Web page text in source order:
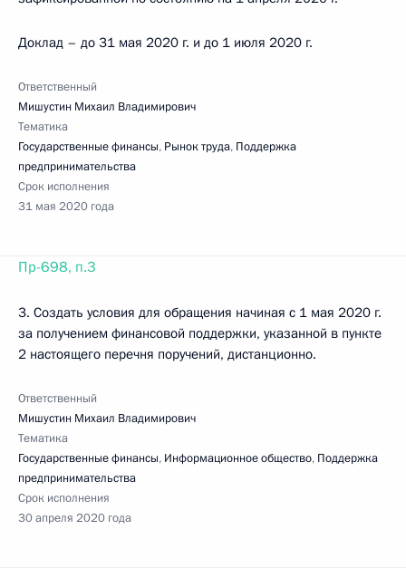
Доклад – до 31 мая 2020 г. и до 1 июля 2020 г.
Ответственный
Мишустин Михаил Владимирович
Тематика
Государственные финансы, Рынок труда, Поддержка
предпринимательства
Срок исполнения
31 мая 2020 года
Пр-698, п.3
3. Создать условия для обращения начиная с 1 мая 2020 г.
за получением финансовой поддержки, указанной в пункте
2 настоящего перечня поручений, дистанционно.
Ответственный
Мишустин Михаил Владимирович
Тематика
Государственные финансы, Информационное общество, Поддержка
предпринимательства
Срок исполнения
30 апреля 2020 года